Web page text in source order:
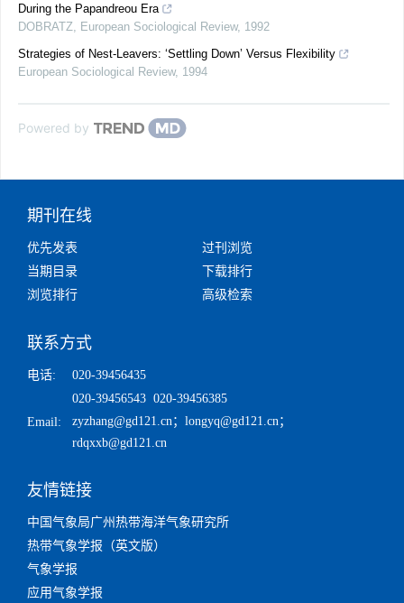
During the Papandreou Era
DOBRATZ, European Sociological Review, 1992
Strategies of Nest-Leavers: ‘Settling Down’ Versus Flexibility
European Sociological Review, 1994
Powered by
期刊在线
优先发表
过刊浏览
当期目录
下载排行
浏览排行
高级检索
联系方式
电话:
020-39456435
020-39456543 020-39456385
Email:
zyzhang@gd121.cn； longyq@gd121.cn；
rdqxxb@gd121.cn
友情链接
中国气象局广州热带海洋气象研究所
热带气象学报（英文版）
气象学报
应用气象学报